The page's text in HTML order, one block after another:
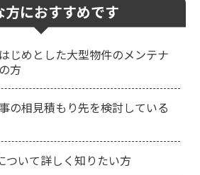
方におすすめです
じめとした大型物件のメンテナ
方
の相見積もり先を検討している
ついて詳しく知りたい方